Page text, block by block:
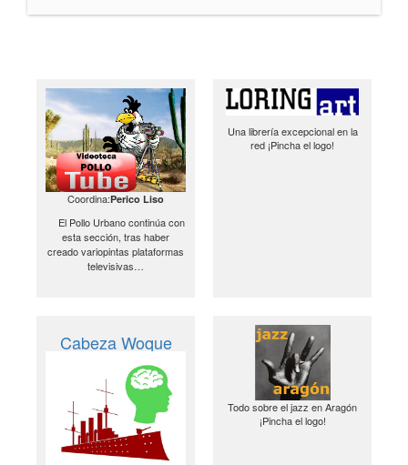
Coordina:Perico Liso
El Pollo Urbano continúa con
esta sección, tras haber
creado variopintas plataformas
televisivas…
Una librería excepcional en la
red ¡Pincha el logo!
Cabeza Woque
Todo sobre el jazz en Aragón
¡Pincha el logo!